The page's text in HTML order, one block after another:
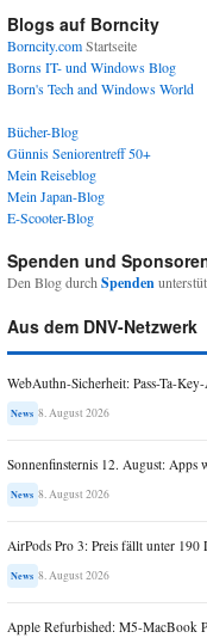
Blogs auf Borncity
Borncity.comStartseite
Borns IT- und Windows Blog
Born's Tech and Windows World
Bücher-Blog
Günnis Seniorentreff 50+
Mein Reiseblog
Mein Japan-Blog
E-Scooter-Blog
Spenden und
Den Blog durchSpenden
Aus dem DNV-Netzwerk
WebAuthn-Sicherheit: Pass-Ta-
News 8. August 2026
Sonnenfinsternis 12. August: Apps
News 8. August 2026
AirPods Pro 3: Preis fällt unter
News 8. August 2026
Apple Refurbished: M5-MacBook